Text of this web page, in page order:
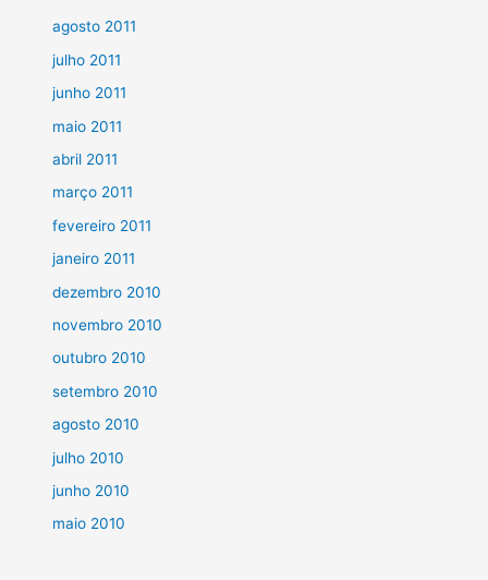
agosto 2011
julho 2011
junho 2011
maio 2011
abril 2011
março 2011
fevereiro 2011
janeiro 2011
dezembro 2010
novembro 2010
outubro 2010
setembro 2010
agosto 2010
julho 2010
junho 2010
maio 2010